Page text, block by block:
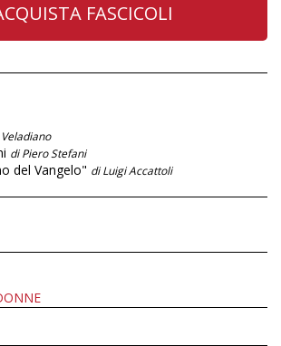
FASCICOLI
di Piero Stefani
del Vangelo" di Luigi Accattoli